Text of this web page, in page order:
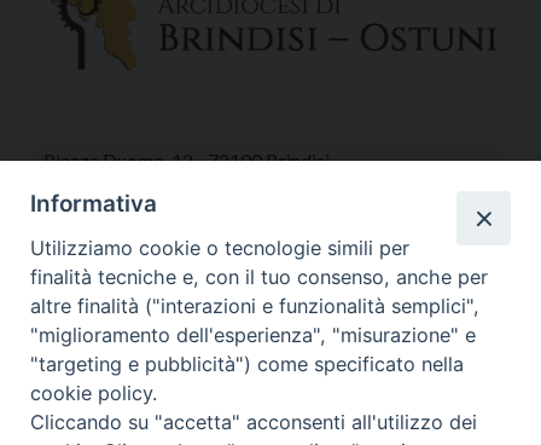
Piazza Duomo, 12 - 72100 Brindisi
Tel 0831.521958
Fax 0831.528315
Orari Curia
Mar. / Mer. / Giov. ore 9 - 13
nei mesi estivi solo Martedì ore 9 - 13
Informativa
Utilizziamo cookie o tecnologie simili per
finalità tecniche e, con il tuo consenso, anche per
altre finalità ("interazioni e funzionalità semplici",
"miglioramento dell'esperienza", "misurazione" e
"targeting e pubblicità") come specificato nella
cookie policy.
Cliccando su "accetta" acconsenti all'utilizzo dei